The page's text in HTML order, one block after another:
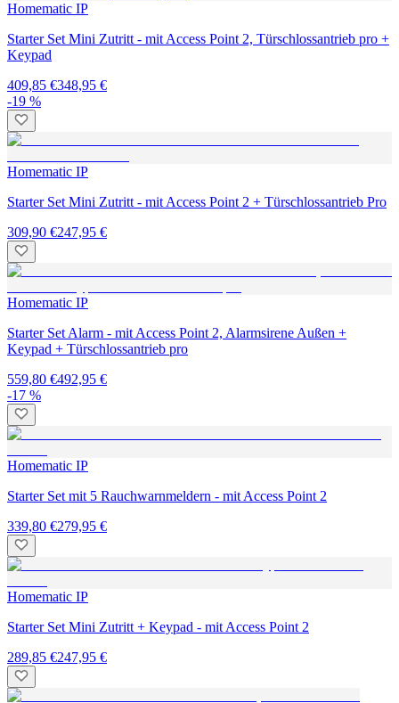
Homematic IP
Starter Set Mini Zutritt - mit Access Point 2, Türschlossantrieb pro +
Keypad
409,85 €348,95 €
-19 %
Homematic IP
Starter Set Mini Zutritt - mit Access Point 2 + Türschlossantrieb Pro
309,90 €247,95 €
Homematic IP
Starter Set Alarm - mit Access Point 2, Alarmsirene Außen +
Keypad + Türschlossantrieb pro
559,80 €492,95 €
-17 %
Homematic IP
Starter Set mit 5 Rauchwarnmeldern - mit Access Point 2
339,80 €279,95 €
Homematic IP
Starter Set Mini Zutritt + Keypad - mit Access Point 2
289,85 €247,95 €